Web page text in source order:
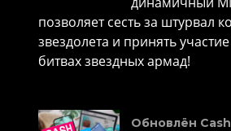
позволяет сесть за штурвал
звездолета и принять
битвах звездных армад!
Обновлён